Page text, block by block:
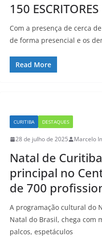
150 ESCRITORES
Com a presença de cerca
de forma presencial e os
Read More
CURITIBA DESTAQUES
28 de julho de 2025 Marcelo
Natal de
principal no
de 700
A programação cultural do
Natal do Brasil, chega com
palcos, espetáculos